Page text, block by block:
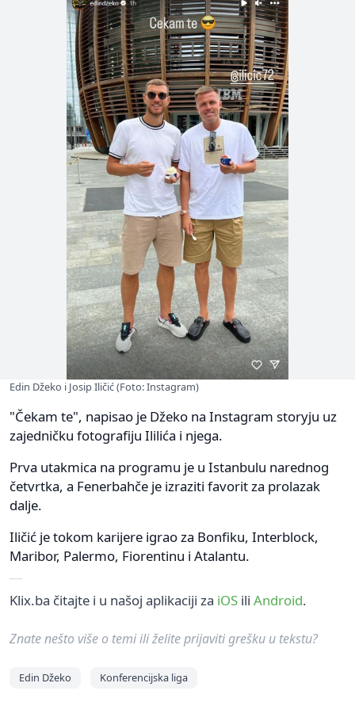
Edin Džeko i Josip Iličić (Foto: Instagram)
"Čekam te", napisao je Džeko na Instagram storyju uz
zajedničku fotografiju Ililića i njega.
Prva utakmica na programu je u Istanbulu narednog
četvrtka, a Fenerbahče je izraziti favorit za prolazak
dalje.
Iličić je tokom karijere igrao za Bonfiku, Interblock,
Maribor, Palermo, Fiorentinu i Atalantu.
Klix.ba čitajte i u našoj aplikaciji za iOS ili Android.
Znate nešto više o temi ili želite prijaviti grešku u tekstu?
Edin Džeko Konferencijska liga